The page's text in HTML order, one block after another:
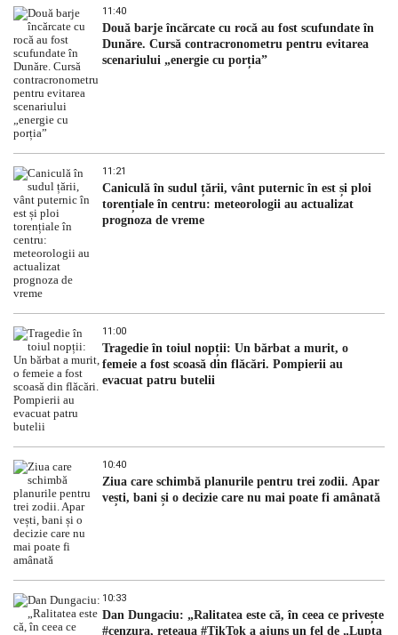
11:40
Două barje încărcate cu rocă au fost scufundate în
Dunăre. Cursă contracronometru pentru evitarea
scenariului „energie cu porția”
11:21
Caniculă în sudul țării, vânt puternic în est și ploi
torențiale în centru: meteorologii au actualizat
prognoza de vreme
11:00
Tragedie în toiul nopții: Un bărbat a murit, o
femeie a fost scoasă din flăcări. Pompierii au
evacuat patru butelii
10:40
Ziua care schimbă planurile pentru trei zodii. Apar
vești, bani și o decizie care nu mai poate fi amânată
10:33
Dan Dungaciu: „Ralitatea este că, în ceea ce privește
#cenzura, rețeaua #TikTok a ajuns un fel de „Lupta